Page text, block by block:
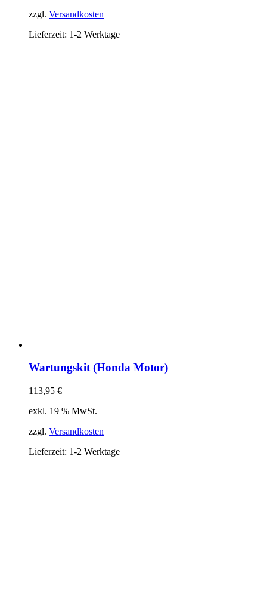
zzgl. Versandkosten
Lieferzeit: 1-2 Werktage
Wartungskit (Honda Motor)
113,95 €
exkl. 19 % MwSt.
zzgl. Versandkosten
Lieferzeit: 1-2 Werktage